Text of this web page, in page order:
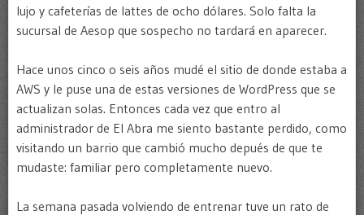
lujo y cafeterías de lattes de ocho dólares. Solo falta la
sucursal de Aesop que sospecho no tardará en aparecer.
Hace unos cinco o seis años mudé el sitio de donde estaba a
AWS y le puse una de estas versiones de WordPress que se
actualizan solas. Entonces cada vez que entro al
administrador de El Abra me siento bastante perdido, como
visitando un barrio que cambió mucho depués de que te
mudaste: familiar pero completamente nuevo.
La semana pasada volviendo de entrenar tuve un rato de